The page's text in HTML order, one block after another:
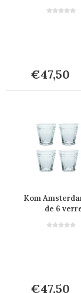
n°2
€47,50
Kom
de 6
n°5
€47,50